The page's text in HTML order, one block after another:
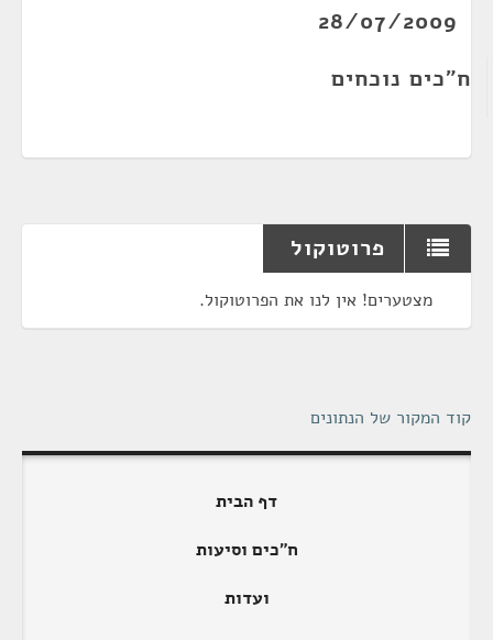
28/07/2009
ח"כים נוכחים
פרוטוקול
מצטערים! אין לנו את הפרוטוקול.
קוד המקור של הנתונים
דף הבית
ח"כים וסיעות
ועדות